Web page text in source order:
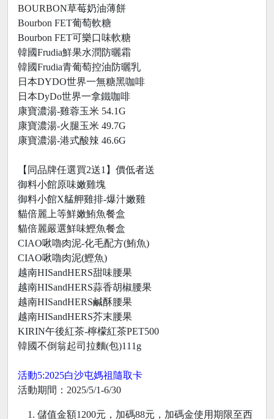
BOURBON草莓奶油薄餅
Bourbon FET葡萄軟糖
Bourbon FET可樂口味軟糖
韓國Frudia鮮果水潤防曬霜
韓國Frudia青葡萄控油防曬乳
日本DYDO世界一無糖黑咖啡
日本DyDo世界一拿鐵咖啡
康寶濃湯-雞蓉玉米 54.1G
康寶濃湯-火腿玉米 49.7G
康寶濃湯-港式酸辣 46.6G
【同品牌任選買2送1】價低者送
御料小館原味嫩雞塊
御料小館X艋舺雞排-爆汁嫩雞
貓倍麗上等鮮嫩鮪魚餐盒
貓倍麗嚴選鮮味鰹魚餐盒
CIAO啾嚕肉泥-化毛配方(鮪魚)
CIAO啾嚕肉泥(鰹魚)
越南HISandHERS甜味腰果
越南HISandHERS蒜香胡椒腰果
越南HISandHERS鹹酥腰果
越南HISandHERS芥末腰果
KIRIN午後紅茶-檸檬紅茶PET500
韓國不倒翁起司拉麵(包)111g
活動5:2025白沙屯媽祖隨取卡
活動期間：2025/5/1-6/30
儲值金額1200元，加碼88元，加碼金使用期限至西